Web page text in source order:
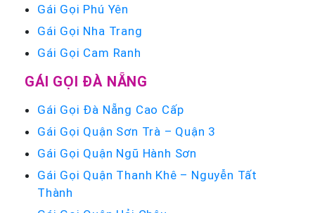
Gái Gọi Phú Yên
Gái Gọi Nha Trang
Gái Gọi Cam Ranh
GÁI GỌI ĐÀ NẴNG
Gái Gọi Đà Nẵng Cao Cấp
Gái Gọi Quận Sơn Trà – Quận 3
Gái Gọi Quận Ngũ Hành Sơn
Gái Gọi Quận Thanh Khê – Nguyễn Tất
Thành